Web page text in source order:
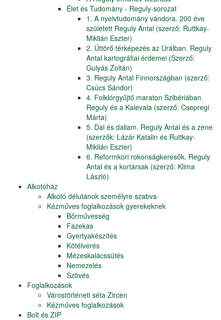
Élet és Tudomány - Reguly-sorozat
1. A nyelvtudomány vándora. 200 éve
született Reguly Antal (szerző: Ruttkay-
Miklián Eszter)
2. Úttörő térképezés az Urálban. Reguly
Antal kartográfiai érdemei (Szerző:
Gulyás Zoltán)
3. Reguly Antal Finnországban (szerző:
Csúcs Sándor)
4. Folklórgyűjtő maraton Szibériában.
Reguly és a Kalevala (szerző: Csepregi
Márta)
5. Dal és dallam. Reguly Antal és a zene
(szerzők: Lázár Katalin és Ruttkay-
Miklián Eszter)
6. Reformkori rokonságkeresők. Reguly
Antal és a kortársak (szerző: Klima
László)
Alkotóház
Alkotó délutánok személyre szabva
Kézműves foglalkozások gyerekeknek
Bőrművesség
Fazekas
Gyertyakészítés
Kötélverés
Mézeskalácssütés
Nemezelés
Szövés
Foglalkozások
Várostörténeti séta Zircen
Kézműves foglalkozások
Bolt és ZIP